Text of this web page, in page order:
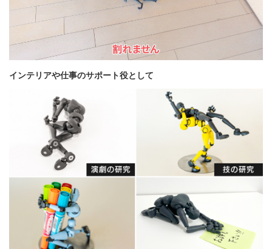
インテリアや仕事のサポート役として